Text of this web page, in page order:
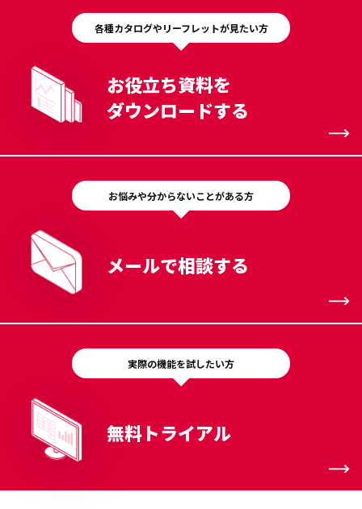
各種カタログやリーフレットが見たい方
お役立ち資料を
ダウンロードする
お悩みや分からないことがある方
メールで相談する
実際の機能を試したい方
無料トライアル